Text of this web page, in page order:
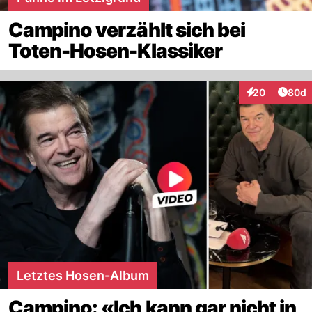
Campino verzählt sich bei
Toten-Hosen-Klassiker
20
Interaktionen
80d
Letztes Hosen-Album